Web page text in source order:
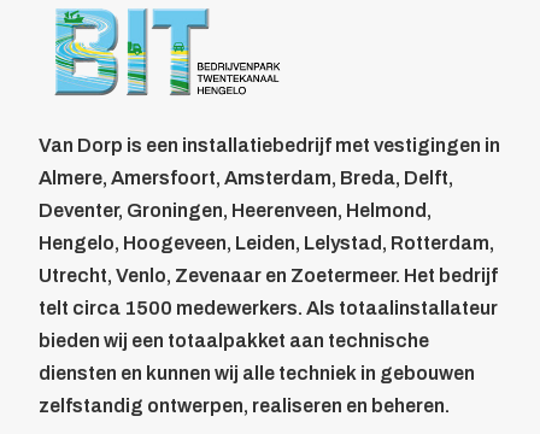
Over BIT
Bestuur
Doelstelling
Parkmanagement
Beheer bedrijvenpark Twentekanaal
Calamiteitenkaart
Veiligheid
Wijkagent
KVO
Cybercrime
AED
Camera in Beeld
Home / Leden / Overzicht
Van Dorp
Van Dorp is een installatiebedrijf met vestigingen in
Almere, Amersfoort, Amsterdam, Breda, Delft,
Deventer, Groningen, Heerenveen, Helmond,
Hengelo, Hoogeveen, Leiden, Lelystad, Rotterdam,
Utrecht, Venlo, Zevenaar en Zoetermeer. Het bedrijf
telt circa 1500 medewerkers. Als totaalinstallateur
bieden wij een totaalpakket aan technische
diensten en kunnen wij alle techniek in gebouwen
zelfstandig ontwerpen, realiseren en beheren.